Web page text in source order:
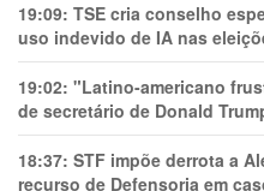
19:09: TSE cria conselho
uso indevido de IA nas
19:02: "Latino-americano
de secretário de Donald
18:37: STF impõe derrota a
recurso de Defensoria em